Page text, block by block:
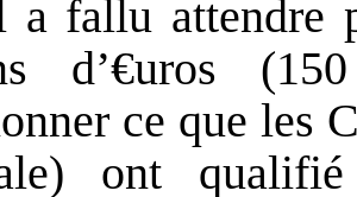
a fallu attendre
d’€uros
ce que les
ont